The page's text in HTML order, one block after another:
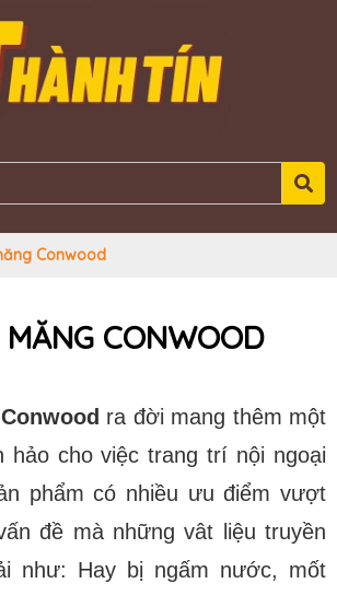
Conwood
MĂNG CONWOOD
ra đời mang thêm một
hảo cho việc trang trí nội ngoại
phẩm có nhiều ưu điểm vượt
đề mà những vât liệu truyền
như: Hay bị ngấm nước, mốt